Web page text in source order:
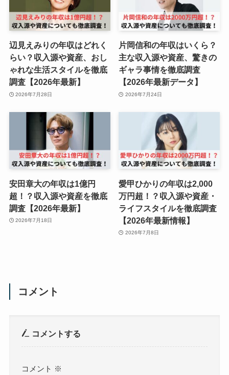
辺見えみりの年収はどれく
らい？収入源や資産、おし
ゃれな生活スタイルを徹底
調査【2026年最新】
2026年7月28日
片岡信和の年収はいくら？
主な収入源や資産、驚きの
ギャラ事情を徹底調査
【2026年最新データ】
2026年7月24日
安田章大の年収は1億円
超！？収入源や資産を徹底
調査【2026年最新】
2026年7月18日
愛甲ひかりの年収は2,000
万円超！？収入源や資産・
ライフスタイルを徹底調査
【2026年最新情報】
2026年7月8日
コメント
コメントする
コメント ※